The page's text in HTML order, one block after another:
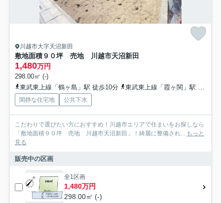
川越市大字天沼新田
敷地面積９０坪 売地 川越市天沼新田
1,480万円
298.00㎡ (-)
東武東上線「鶴ヶ島」駅 徒歩10分
東武東上線「霞ヶ関」駅 徒歩28分
閑静な住宅地 公共下水
こだわりで選びたい方におすすめ！川越市エリアで住まいをお探しなら
「敷地面積９０坪 売地 川越市天沼新田」！綺麗に整備され... もっと
見る
販売中の区画
全1区画
1,480万円
298.00㎡ (-)